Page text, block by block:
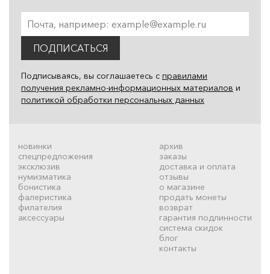
ПОДПИСАТЬСЯ
Подписываясь, вы соглашаетесь с правилами
получения рекламно-информационных материалов и
политикой обработки персональных данных
новинки
спецпредложения
эксклюзив
нумизматика
бонистика
фалеристика
филателия
аксессуары
архив
заказы
доставка и оплата
отзывы
о магазине
продать монеты
возврат
гарантия подлинности
система скидок
блог
контакты